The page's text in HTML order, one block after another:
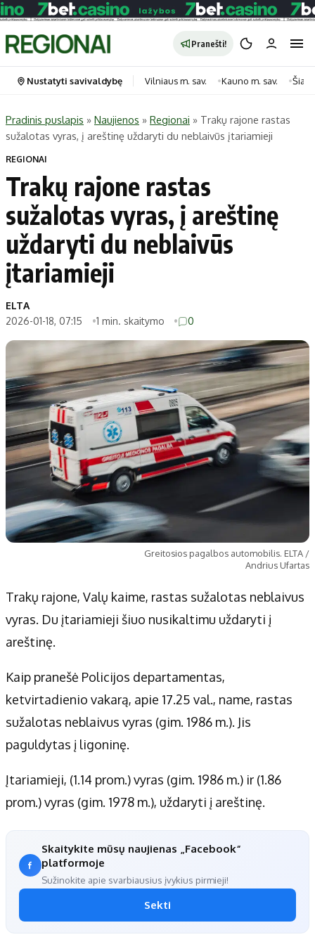
Pranešti!
Portalas
Pradinis puslapis
Savivaldybės
Naujausi
Lietuva
Pasaulis
Patarimai
Dirbtinis intelektas
Gineso rekordai
Kategorijos
Gyvenimas
Horoskopai
Laisvalaikis
Maistas
Indėlių palūkanos
Dienos naujienos
Ekonomikos naujienos
Didžiosios savivaldybės
Vilniaus miesto
Kauno miesto
Klaipėdos miesto
Panevėžio miesto
Šiaulių miesto
Alytaus miesto
Kitos savivaldybės
Druskininkų
Utenos rajono
Jonavos rajono
Vilkaviškio rajono
Tauragės rajono
Palangos miesto
Prienų rajono
Redakcija
Apie mus
Kontaktai
Privatumo politika
Redakcijos politika
Receptai
Nustatyti savivaldybę Vilniaus m. sav. Kauno m. sav.
Pradinis puslapis » Naujienos » Regionai » Trakų rajone rastas
sužalotas vyras, į areštinę uždaryti du neblaivūs įtariamieji
REGIONAI
Trakų rajone rastas
sužalotas vyras, į areštinę
uždaryti du neblaivūs
įtariamieji
ELTA
2026-01-18, 07:15
1 min. skaitymo 0
Greitosios pagalbos automobilis. ELTA /
Andrius Ufartas
Trakų rajone, Valų kaime, rastas sužalotas neblaivus
vyras. Du įtariamieji šiuo nusikaltimu uždaryti į
areštinę.
Kaip pranešė Policijos departamentas,
ketvirtadienio vakarą, apie 17.25 val., name, rastas
sužalotas neblaivus vyras (gim. 1986 m.). Jis
paguldytas į ligoninę.
Įtariamieji, (1.14 prom.) vyras (gim. 1986 m.) ir (1.86
prom.) vyras (gim. 1978 m.), uždaryti į areštinę.
Skaitykite mūsų naujienas „Facebook“
platformoje
Sužinokite apie svarbiausius įvykius pirmieji!
Sekti